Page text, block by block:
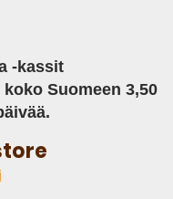
-kassit
Suomeen 3,50